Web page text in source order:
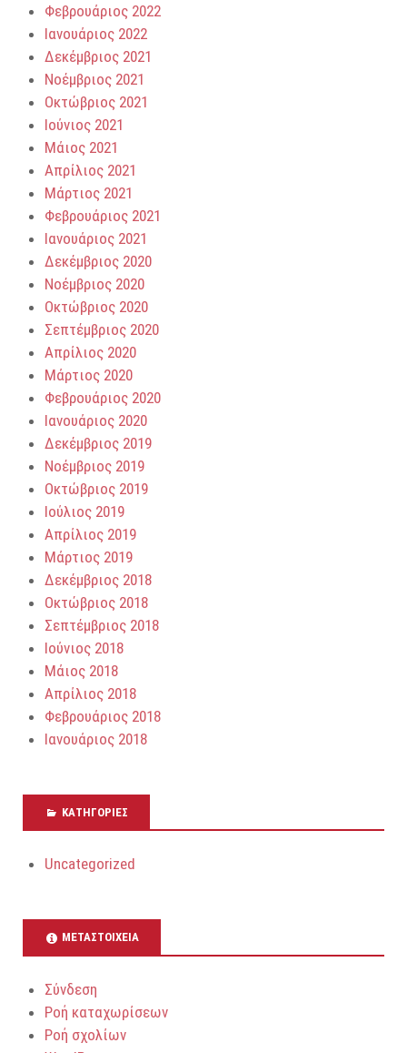
Φεβρουάριος 2022
Ιανουάριος 2022
Δεκέμβριος 2021
Νοέμβριος 2021
Οκτώβριος 2021
Ιούνιος 2021
Μάιος 2021
Απρίλιος 2021
Μάρτιος 2021
Φεβρουάριος 2021
Ιανουάριος 2021
Δεκέμβριος 2020
Νοέμβριος 2020
Οκτώβριος 2020
Σεπτέμβριος 2020
Απρίλιος 2020
Μάρτιος 2020
Φεβρουάριος 2020
Ιανουάριος 2020
Δεκέμβριος 2019
Νοέμβριος 2019
Οκτώβριος 2019
Ιούλιος 2019
Απρίλιος 2019
Μάρτιος 2019
Δεκέμβριος 2018
Οκτώβριος 2018
Σεπτέμβριος 2018
Ιούνιος 2018
Μάιος 2018
Απρίλιος 2018
Φεβρουάριος 2018
Ιανουάριος 2018
KΑΤΗΓΟΡΊΕΣ
Uncategorized
ΜΕΤΑΣΤΟΙΧΕΊΑ
Σύνδεση
Ροή καταχωρίσεων
Ροή σχολίων